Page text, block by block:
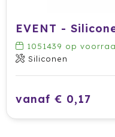
EVENT -
1051439 op
Siliconen
vanaf € 0,17